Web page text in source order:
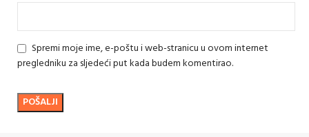
Spremi moje ime, e-poštu i web-stranicu u ovom internet
pregledniku za sljedeći put kada budem komentirao.